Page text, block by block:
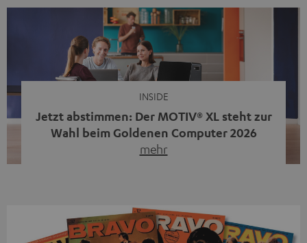
INSIDE
Jetzt abstimmen: Der MOTIV® XL steht zur
Wahl beim Goldenen Computer 2026
mehr
Streaming-System vereint hochwertige HiFi-Technik,
moderne Streaming-Funktionen und hohe Flexibilität in